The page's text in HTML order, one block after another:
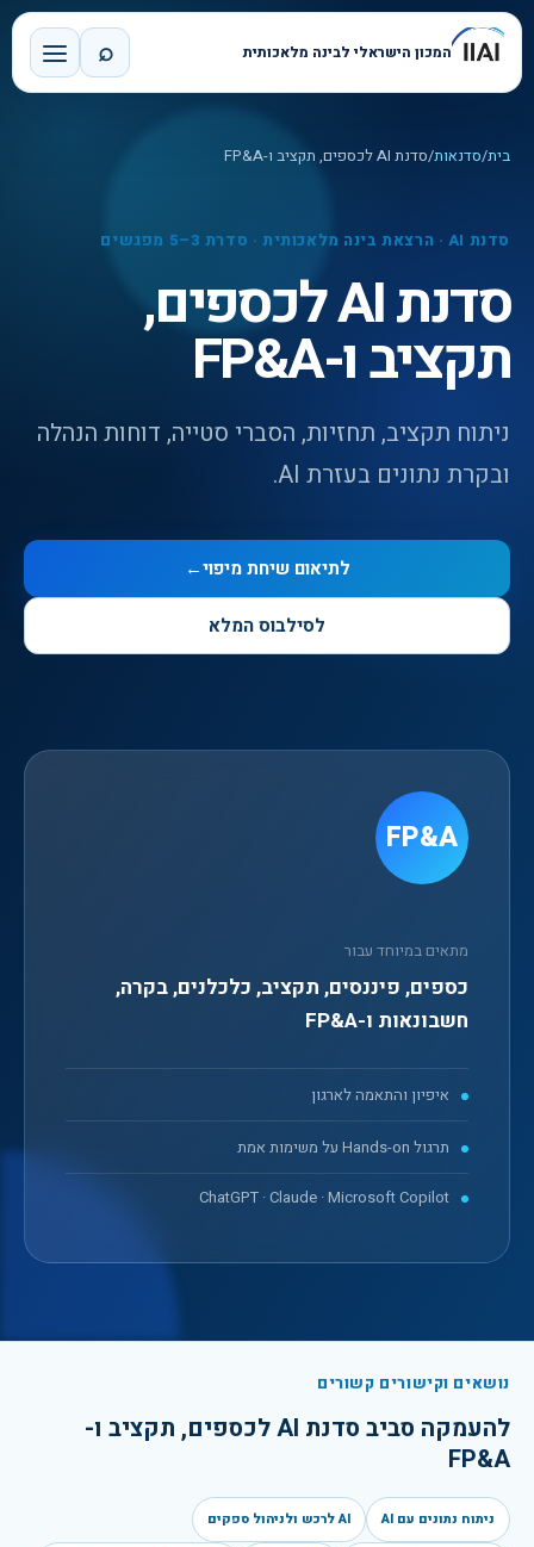
המכון הישראלי לבינה מלאכותית ⌕
בית/סדנאות/סדנת AI לכספים, תקציב ו-FP&A
סדנת AI · הרצאת בינה מלאכותית · סדרת 3–5 מפגשים
סדנת AI לכספים,
תקציב ו-FP&A
ניתוח תקציב, תחזיות, הסברי סטייה, דוחות הנהלה
ובקרת נתונים בעזרת AI.
לתיאום שיחת מיפוי←
לסילבוס המלא
FP&A
מתאים במיוחד עבור
כספים, פיננסים, תקציב, כלכלנים, בקרה,
חשבונאות ו-FP&A
איפיון והתאמה לארגון
תרגול Hands-on על משימות אמת
ChatGPT · Claude · Microsoft Copilot
נושאים וקישורים קשורים
להעמקה סביב
סדנת AI לכספים, תקציב ו-
FP&A
ניתוח נתונים עם AI AI לרכש ולניהול ספקים